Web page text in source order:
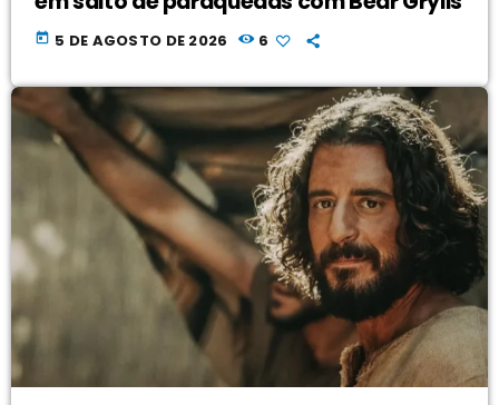
today 5 DE AGOSTO DE 2026 6